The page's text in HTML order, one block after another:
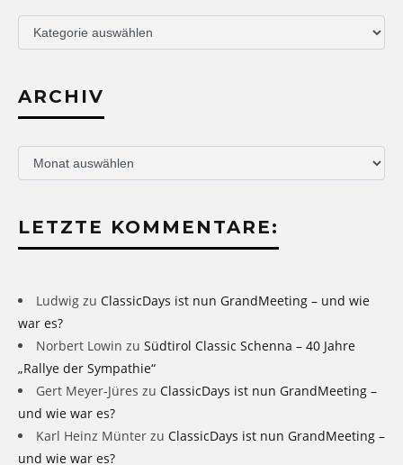
Übersicht
ARCHIV
Archiv
LETZTE KOMMENTARE:
Ludwig zu ClassicDays ist nun GrandMeeting – und wie
war es?
Norbert Lowin zu Südtirol Classic Schenna – 40 Jahre
„Rallye der Sympathie“
Gert Meyer-Jüres zu ClassicDays ist nun GrandMeeting –
und wie war es?
Karl Heinz Münter zu ClassicDays ist nun GrandMeeting –
und wie war es?